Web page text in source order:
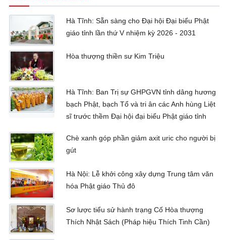
Hà Tĩnh: Sẵn sàng cho Đại hội Đại biểu Phật
giáo tỉnh lần thứ V nhiệm kỳ 2026 - 2031
Hòa thượng thiền sư Kim Triệu
Hà Tĩnh: Ban Trị sự GHPGVN tỉnh dâng hương
bạch Phật, bạch Tổ và tri ân các Anh hùng Liệt
sĩ trước thềm Đại hội đại biểu Phật giáo tỉnh
Chè xanh góp phần giảm axit uric cho người bị
gút
Hà Nội: Lễ khởi công xây dựng Trung tâm văn
hóa Phật giáo Thủ đô
Sơ lược tiểu sử hành trạng Cố Hòa thượng
Thích Nhật Sách (Pháp hiệu Thích Tinh Cần)